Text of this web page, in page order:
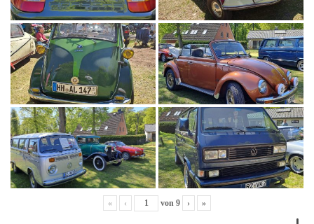
« ‹ von 9 › »